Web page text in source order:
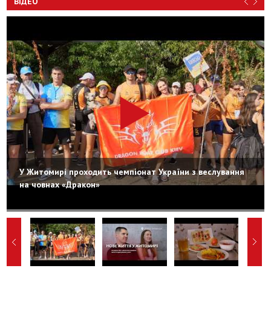
У Житомирі проходить чемпіонат України з веслування
на човнах «Дракон»